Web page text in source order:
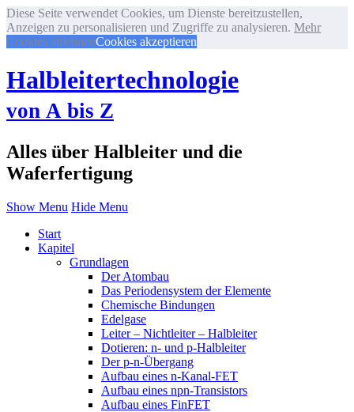
Diese Seite verwendet Cookies, um Dienste bereitzustellen,
Anzeigen zu personalisieren und Zugriffe zu analysieren. Mehr
Cookies ablehnenCookies akzeptieren
Halbleitertechnologie
von A bis Z
Alles über Halbleiter und die
Waferfertigung
Show Menu Hide Menu
Start
Kapitel
Grundlagen
Der Atombau
Das Periodensystem der Elemente
Chemische Bindungen
Edelgase
Leiter – Nichtleiter – Halbleiter
Dotieren: n- und p-Halbleiter
Der p-n-Übergang
Aufbau eines n-Kanal-FET
Aufbau eines npn-Transistors
Aufbau eines FinFET